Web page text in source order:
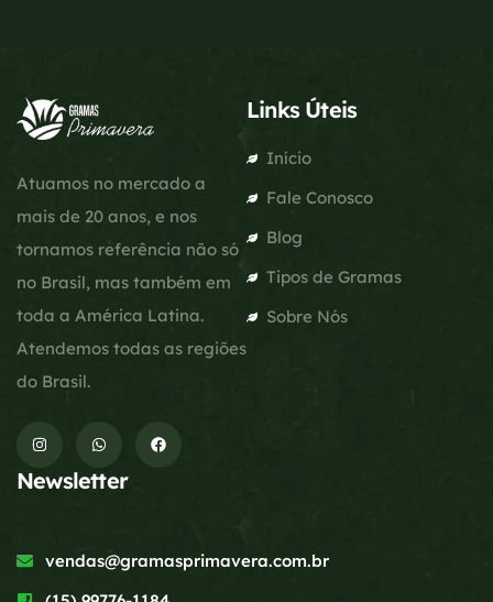
Atuamos no mercado a
mais de 20 anos, e nos
tornamos referência não só
no Brasil, mas também em
toda a América Latina.
Atendemos todas as regiões
do Brasil.
Links Úteis
Início
Fale Conosco
Blog
Tipos de Gramas
Sobre Nós
Newsletter
vendas@gramasprimavera.com.br